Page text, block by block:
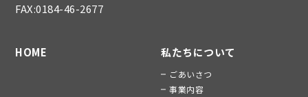
FAX:0184-46-2677
HOME 私たちについて
ごあいさつ
事業内容